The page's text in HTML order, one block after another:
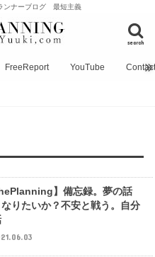
ンナーブログ 最短主義
search
FreeReport YouTube
】備忘録。夢の話
なりたいか？不安と戦う。自分